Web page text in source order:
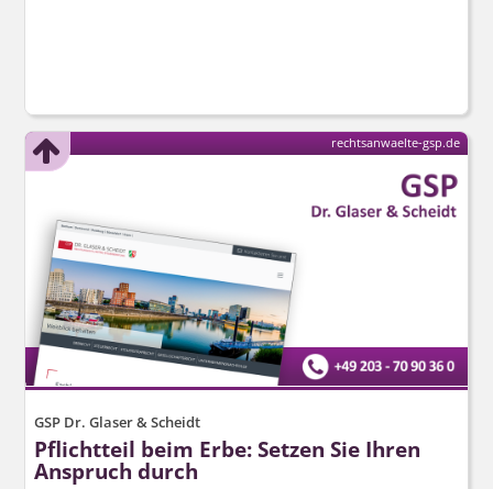
GSP Dr. Glaser & Scheidt
Pflichtteil beim Erbe: Setzen Sie Ihren
Anspruch durch
rechtsanwaelte-gsp.de